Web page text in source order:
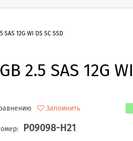
12G WI DS SC SSD
2.5 SAS 12G WI
Запомнить
P09098-H21